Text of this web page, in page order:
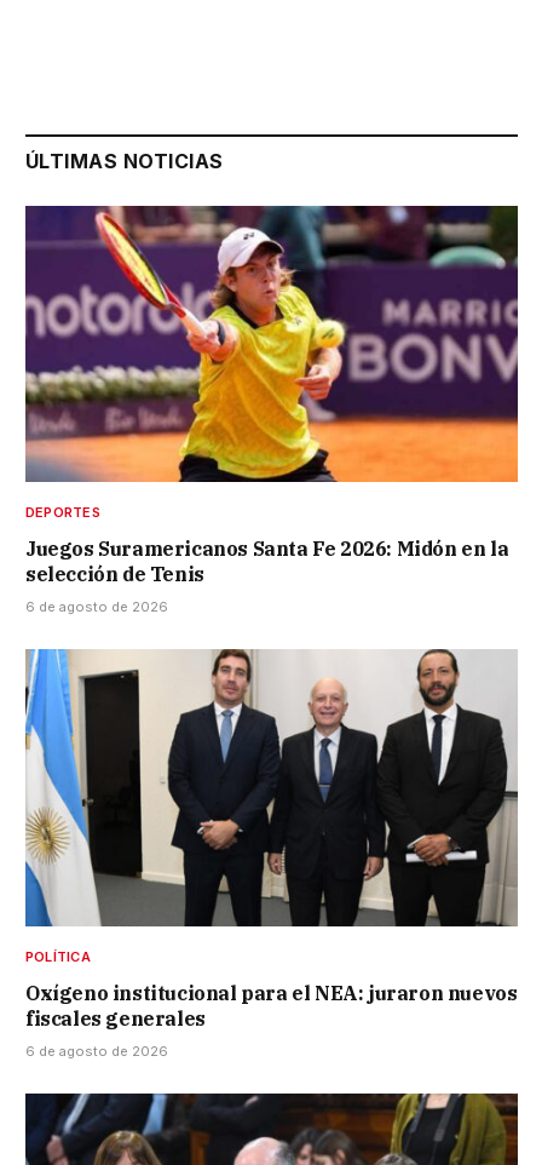
ÚLTIMAS NOTICIAS
DEPORTES
Juegos Suramericanos Santa Fe 2026: Midón en la
selección de Tenis
6 de agosto de 2026
POLÍTICA
Oxígeno institucional para el NEA: juraron nuevos
fiscales generales
6 de agosto de 2026